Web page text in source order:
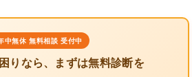
中無休 無料相談 受付中
りなら、まずは無料診断を